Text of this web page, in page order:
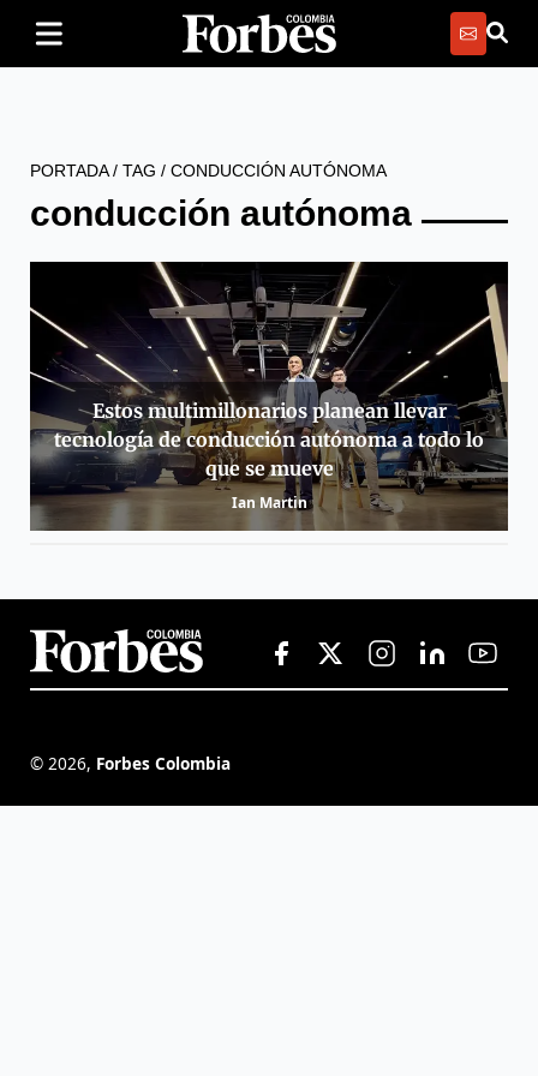
PORTADA/ TAG / CONDUCCIÓN AUTÓNOMA
conducción autónoma
Estos multimillonarios planean llevar
tecnología de conducción autónoma a todo lo
que se mueve
Ian Martin
© 2026, Forbes Colombia